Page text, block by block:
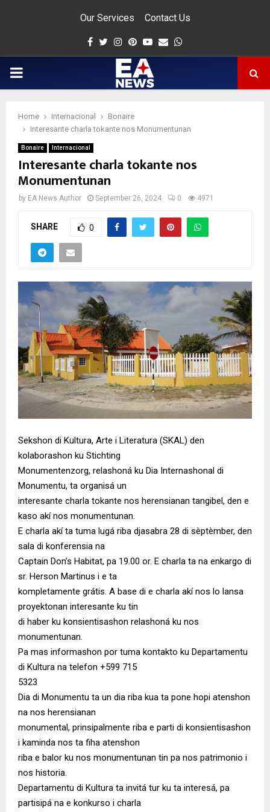
Our Services Contact Us
Facebook
Twitter
Instagram
Pinterest
Youtube
Email
PRIMARY
Home Internacional
Bonaire
Interesante charla tokante nos Monumentunan
Bonaire Internacional
Interesante charla tokante nos
Monumentunan
by EA News Author September 26, 2024 0 4971
SHARE 0
Sekshon di Kultura, Arte i Literatura (SKAL) den
kolaborashon ku Stichting
Monumentenzorg, relashoná ku Dia Internashonal di
Monumentu, ta organisá un
interesante charla tokante nos herensianan tangibel, den e
kaso akí nos monumentunan.
E charla akí ta tuma lugá riba djasabra 28 di sèptèmber, den
sala di konferensia na
Captain Don’s Habitat, pa 19.00 or. E charla ta na enkargo di
sr. Herson Martinus i e ta
kompletamente grátis. A base di e charla akí nos lo lansa
proyektonan interesante ku tin
di haber ku konsientisashon relashoná ku nos
monumentunan.
Pa mas informashon por tuma kontakto ku Departamentu
di Kultura na telefon +599 715
5323
Dia di Monumentu ta un dia riba kua ta pone hopi atenshon
na nos herensianan
monumental, prinsipalmente riba e parti di konsientisashon
i kaminda nos ta fiha atenshon
riba e balor ku nos monumentunan tin pa nos patrimonio i
nos historia.
Departamentu di Kultura ta invitá tur ku ta interesá, pa
partisipá na e konkurso i charla